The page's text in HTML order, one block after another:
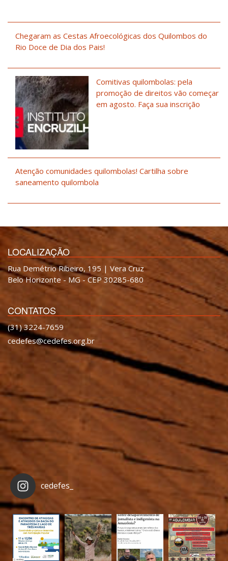
Chegaram as Cestas Afroecológicas dos Quilombos do
Rio Doce de Dia dos Pais!
Comitivas quilombolas: pela
promoção de direitos vão começar
em agosto. Faça sua inscrição
Atenção comunidades quilombolas! Cartilha sobre
saneamento quilombola
LOCALIZAÇÃO
Rua Demétrio Ribeiro, 195 | Vera Cruz
Belo Horizonte - MG - CEP 30285-680
CONTATOS
(31) 3224-7659
cedefes@cedefes.org.br
cedefes_